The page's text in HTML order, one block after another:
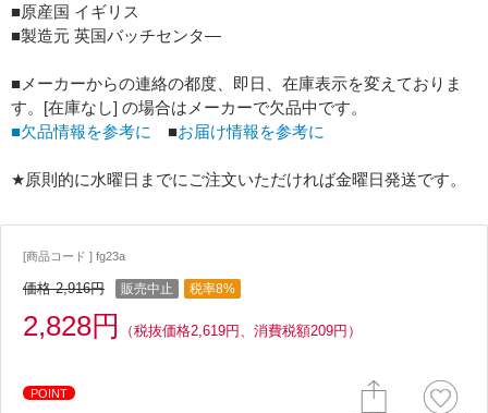
■原産国 イギリス
■製造元 英国バッチセンタ―
■メーカーからの連絡の都度、即日、在庫表示を変えておりま
す。[在庫なし] の場合はメーカーで欠品中です。
■欠品情報を参考に
■お届け情報を参考に
★原則的に水曜日までにご注文いただければ金曜日発送です。
[商品コード ] fg23a
価格 2,916円 販売中止 税率8%
2,828円 （税抜価格2,619円、消費税額209円）
POINT